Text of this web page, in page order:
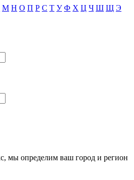
М Н О П Р С Т У Ф Х Ц Ч Ш Щ Э
мы определим ваш город и регион